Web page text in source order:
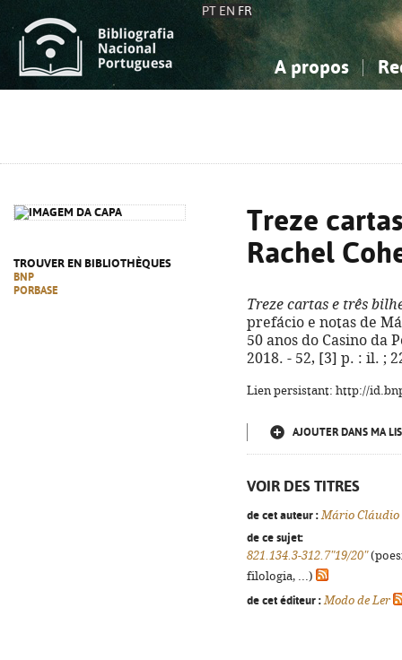
PT EN FR
A propos
TROUVER EN BIBLIOTHÈQUES
BNP
PORBASE
Treze
Rachel
Treze cartas e três
prefácio e notas de
50 anos do Casino da
2018. - 52, [3] p. : il. ;
Lien persistant: http://
AJOUTER DANS MA
VOIR DES TITRES
de cet auteur : Mário Cláudio
de ce sujet:
821.134.3-312.7"19/20"
filologia, ...)
de cet éditeur : Modo de Ler